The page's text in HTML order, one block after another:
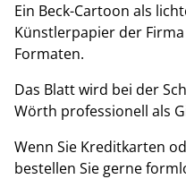
Ein Beck-Cartoon als
Künstlerpapier der
Formaten.
Das Blatt wird bei der
Wörth professionell als
Wenn Sie Kreditkarten
bestellen Sie gerne